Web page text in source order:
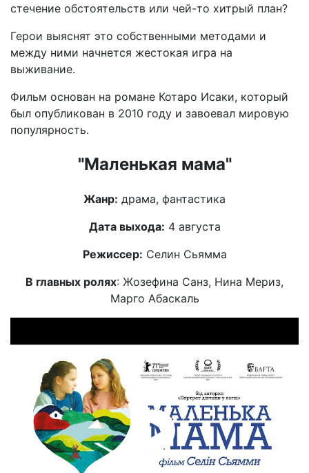
стечение обстоятельств или чей-то хитрый план?
Герои выяснят это собственными методами и
между ними начнется жестокая игра на
выживание.
Фильм основан на романе Котаро Исаки, который
был опубликован в 2010 году и завоевал мировую
популярность.
"Маленькая мама"
Жанр: драма, фантастика
Дата выхода: 4 августа
Режиссер: Селин Сьямма
В главных ролях: Жозефина Санз, Нина Мериз,
Марго Абаскаль